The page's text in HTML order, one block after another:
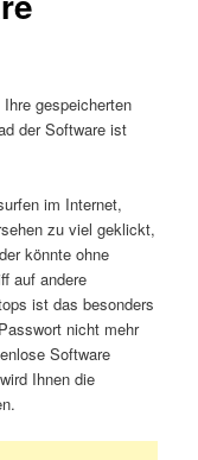
gespeicherten
der Software ist
im Internet,
zu viel geklickt,
könnte ohne
auf andere
ist das besonders
nicht mehr
Software
Ihnen die